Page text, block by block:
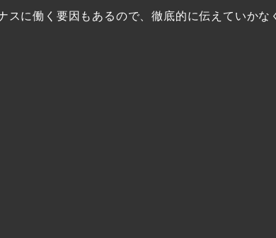
に働く要因もあるので、徹底的に伝えていかな